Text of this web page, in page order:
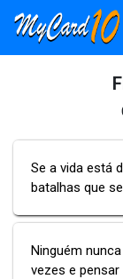
Se a vida está
batalhas que
Ninguém
vezes e